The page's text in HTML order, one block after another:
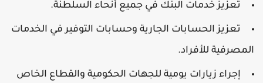
تعزيز خدمات البنك في جميع أنحاء السلطنة.
تعزيز الحسابات الجارية وحسابات التوفير في الخدمات
المصرفية للأفراد.
إجراء زيارات يومية للجهات الحكومية والقطاع الخاص